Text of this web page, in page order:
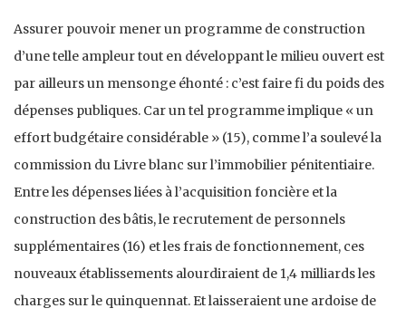
Assurer pouvoir mener un programme de construction
d’une telle ampleur tout en développant le milieu ouvert est
par ailleurs un mensonge éhonté : c’est faire fi du poids des
dépenses publiques. Car un tel programme implique « un
effort budgétaire considérable » (15), comme l’a soulevé la
commission du Livre blanc sur l’immobilier pénitentiaire.
Entre les dépenses liées à l’acquisition foncière et la
construction des bâtis, le recrutement de personnels
supplémentaires (16) et les frais de fonctionnement, ces
nouveaux établissements alourdiraient de 1,4 milliards les
charges sur le quinquennat. Et laisseraient une ardoise de